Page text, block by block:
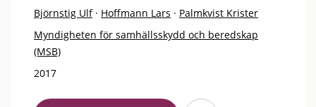
Björnstig Ulf · Hoffmann Lars · Palmkvist Krister
Myndigheten för samhällsskydd och beredskap
(MSB)
2017